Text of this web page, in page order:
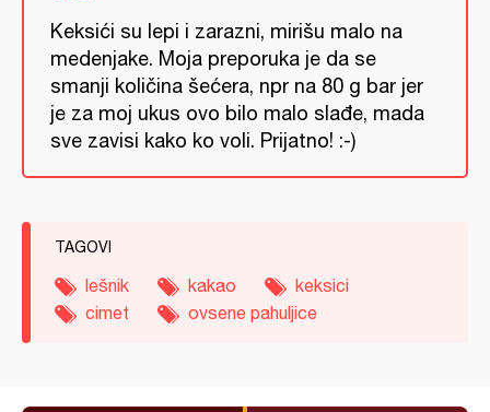
Keksići su lepi i zarazni, mirišu malo na
medenjake. Moja preporuka je da se
smanji količina šećera, npr na 80 g bar jer
je za moj ukus ovo bilo malo slađe, mada
sve zavisi kako ko voli. Prijatno! :-)
TAGOVI
lešnik kakao
keksici
cimet
ovsene pahuljice